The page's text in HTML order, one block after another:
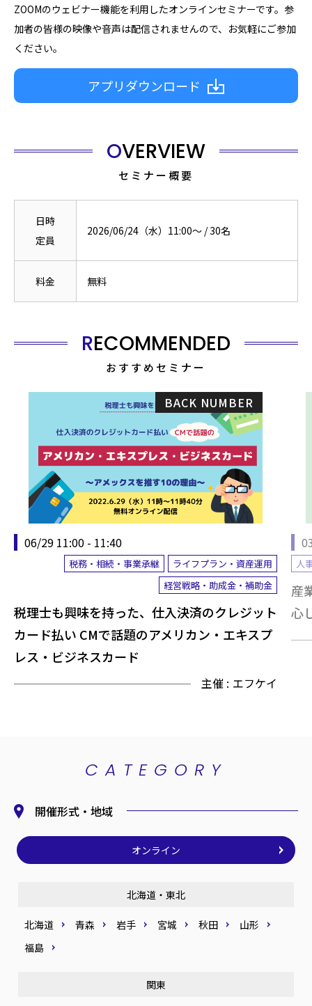
ZOOMのウェビナー機能を利用したオンラインセミナーです。参
加者の皆様の映像や音声は配信されませんので、お気軽にご参加
ください。
アプリダウンロード
OVERVIEW
セミナー概要
日時
定員
2026/06/24（水）11:00〜 /30名
料金 無料
RECOMMENDED
おすすめセミナー
BACK NUMBER
06/29 11:00 - 11:40
税務・相続・事業承継
ライフプラン・資産運用
経営戦略・助成金・補助金
税理士も興味を持った、仕入決済のクレジット
カード払い CMで話題のアメリカン・エキスプ
レス・ビジネスカード
主催 : エフケイ
人
産
心
CATEGORY
開催形式・地域
オンライン
北海道・東北
北海道 青森 岩手 宮城 秋田
山形
福島
関東